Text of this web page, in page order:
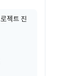
젝트 진